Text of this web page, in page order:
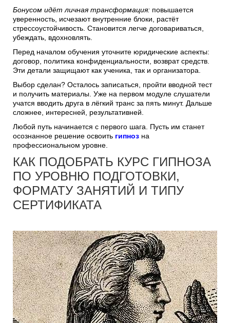
Бонусом идёт личная трансформация: повышается
уверенность, исчезают внутренние блоки, растёт
стрессоустойчивость. Становится легче договариваться,
убеждать, вдохновлять.
Перед началом обучения уточните юридические аспекты:
договор, политика конфиденциальности, возврат средств.
Эти детали защищают как ученика, так и организатора.
Выбор сделан? Осталось записаться, пройти вводной тест
и получить материалы. Уже на первом модуле слушатели
учатся вводить друга в лёгкий транс за пять минут. Дальше
сложнее, интересней, результативней.
Любой путь начинается с первого шага. Пусть им станет
осознанное решение освоить гипноз на
профессиональном уровне.
КАК ПОДОБРАТЬ КУРС ГИПНОЗА
ПО УРОВНЮ ПОДГОТОВКИ,
ФОРМАТУ ЗАНЯТИЙ И ТИПУ
СЕРТИФИКАТА